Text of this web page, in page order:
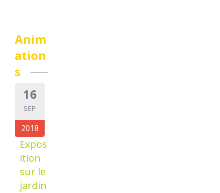
Anim
ation
s
16
SEP
2018
Expos
ition
sur le
jardin